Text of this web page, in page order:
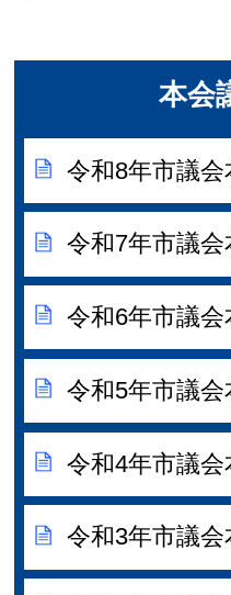
本会
令和8年市議
令和7年市議
令和6年市議
令和5年市議
令和4年市議
令和3年市議